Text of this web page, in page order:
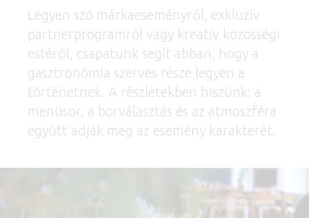
Legyen szó márkaeseményről, exkluzív
partnerprogramról vagy kreatív közösségi
estéről, csapatunk segít abban, hogy a
gasztronómia szerves része legyen a
történetnek. A részletekben hiszünk: a
menüsor, a borválasztás és az atmoszféra
együtt adják meg az esemény karakterét.